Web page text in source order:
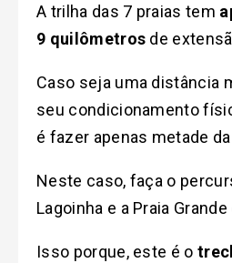
A trilha das 7 praias tem
9 quilômetros de
Caso seja uma distância
seu condicionamento
é fazer apenas metade
Neste caso, faça o
Lagoinha e a Praia
Isso porque, este é o